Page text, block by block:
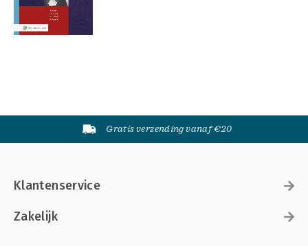
Gratis verzending vanaf €20
Klantenservice
Zakelijk